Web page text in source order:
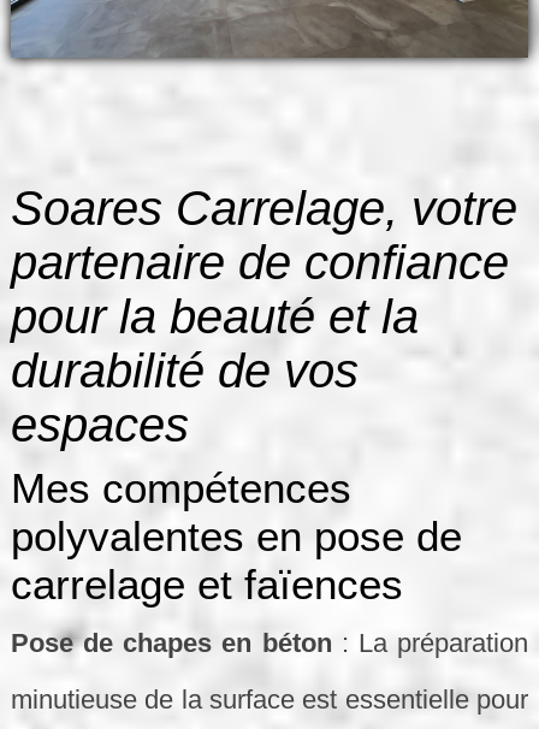
Soares Carrelage, votre
partenaire de confiance
pour la beauté et la
durabilité de vos
espaces
Mes compétences
polyvalentes en pose de
carrelage et faïences
Pose de chapes en béton : La préparation
minutieuse de la surface est essentielle pour